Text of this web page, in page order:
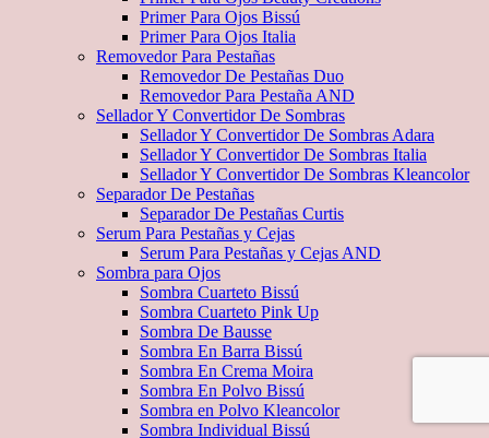
Primer Para Ojos Bissú
Primer Para Ojos Italia
Removedor Para Pestañas
Removedor De Pestañas Duo
Removedor Para Pestaña AND
Sellador Y Convertidor De Sombras
Sellador Y Convertidor De Sombras Adara
Sellador Y Convertidor De Sombras Italia
Sellador Y Convertidor De Sombras Kleancolor
Separador De Pestañas
Separador De Pestañas Curtis
Serum Para Pestañas y Cejas
Serum Para Pestañas y Cejas AND
Sombra para Ojos
Sombra Cuarteto Bissú
Sombra Cuarteto Pink Up
Sombra De Bausse
Sombra En Barra Bissú
Sombra En Crema Moira
Sombra En Polvo Bissú
Sombra en Polvo Kleancolor
Sombra Individual Bissú